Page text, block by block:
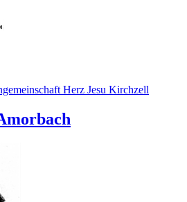
Herz Jesu Kirchzell